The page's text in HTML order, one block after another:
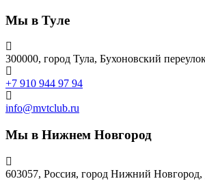
Мы в Туле
300000, город Тула, Бухоновский
+7 910 944 97 94
info@mvtclub.ru
Мы в Нижнем Новгород
603057, Россия, город Нижний Новгород,